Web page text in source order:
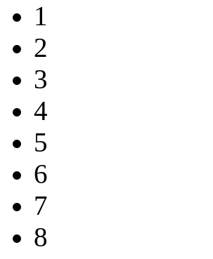
1
2
3
4
5
6
7
8